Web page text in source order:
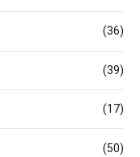
(36)
(39)
(17)
(50)